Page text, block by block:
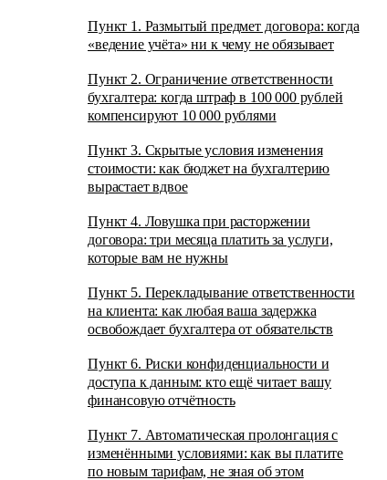
Пункт 1. Размытый предмет договора: когда
«ведение учёта» ни к чему не обязывает
Пункт 2. Ограничение ответственности
бухгалтера: когда штраф в 100 000 рублей
компенсируют 10 000 рублями
Пункт 3. Скрытые условия изменения
стоимости: как бюджет на бухгалтерию
вырастает вдвое
Пункт 4. Ловушка при расторжении
договора: три месяца платить за услуги,
которые вам не нужны
Пункт 5. Перекладывание ответственности
на клиента: как любая ваша задержка
освобождает бухгалтера от обязательств
Пункт 6. Риски конфиденциальности и
доступа к данным: кто ещё читает вашу
финансовую отчётность
Пункт 7. Автоматическая пролонгация с
изменёнными условиями: как вы платите
по новым тарифам, не зная об этом